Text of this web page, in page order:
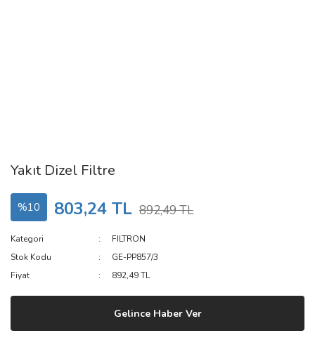
Yakıt Dizel Filtre
%10 803,24 TL 892,49 TL
Kategori
FILTRON
Stok Kodu
GE-PP857/3
Fiyat
892,49 TL
Gelince Haber Ver